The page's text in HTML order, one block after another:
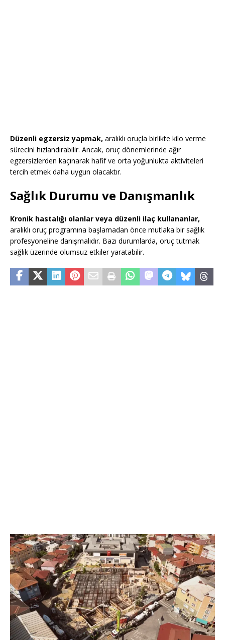
Düzenli egzersiz yapmak, aralıklı oruçla birlikte kilo verme
sürecini hızlandırabilir. Ancak, oruç dönemlerinde ağır
egzersizlerden kaçınarak hafif ve orta yoğunlukta aktiviteleri
tercih etmek daha uygun olacaktır.
Sağlık Durumu ve Danışmanlık
Kronik hastalığı olanlar veya düzenli ilaç kullananlar,
aralıklı oruç programına başlamadan önce mutlaka bir sağlık
profesyoneline danışmalıdır. Bazı durumlarda, oruç tutmak
sağlık üzerinde olumsuz etkiler yaratabilir.